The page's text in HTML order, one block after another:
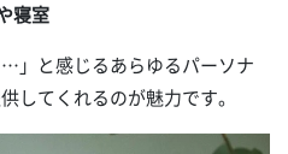
寝室
…」と感じるあらゆるパーソナ
してくれるのが魅力です。